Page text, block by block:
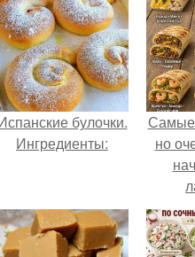
булочки.
Ингредиенты:
но